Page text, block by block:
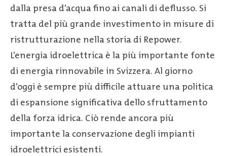
dalla presa d’acqua fino ai canali di deflusso. Si
tratta del più grande investimento in misure di
ristrutturazione nella storia di Repower.
L’energia idroelettrica è la più importante fonte
di energia rinnovabile in Svizzera. Al giorno
d’oggi è sempre più difficile attuare una politica
di espansione significativa dello sfruttamento
della forza idrica. Ciò rende ancora più
importante la conservazione degli impianti
idroelettrici esistenti.